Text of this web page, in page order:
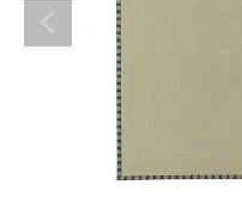
家具
その他
アウトレットSALE